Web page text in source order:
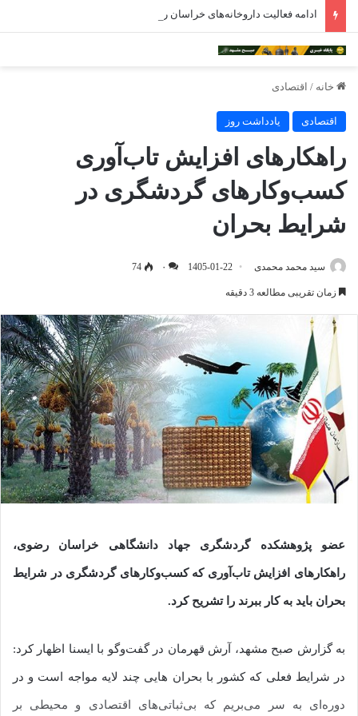
خانه / اقتصادی
اقتصادی یادداشت روز
راهکارهای افزایش تاب‌آوری
کسب‌وکارهای گردشگری در
شرایط بحران
سید محمد محمدی 1405-01-22 ۰ 74
زمان تقریبی مطالعه 3 دقیقه
عضو پژوهشکده گردشگری جهاد دانشگاهی خراسان رضوی،
راهکارهای افزایش تاب‌آوری که کسب‌وکارهای گردشگری در شرایط
بحران باید به کار ببرند را تشریح کرد.
به گزارش صبح مشهد، آرش قهرمان در گفت‌وگو با ایسنا اظهار کرد:
در شرایط فعلی که کشور با بحران هایی چند لایه مواجه است و در
دوره‌ای به سر می‌بریم که بی‌ثباتی‌های اقتصادی و محیطی بر